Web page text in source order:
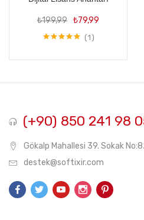
₺199,99 Orijinal
fiyat:
₺79,99
1
(+90) 850 241 98
Gökalp Mahallesi 39. Sokak
destek@softixir.com